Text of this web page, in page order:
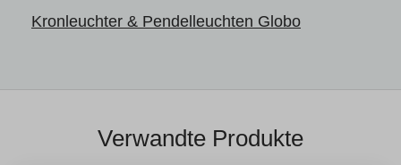
Kronleuchter & Pendelleuchten Globo
Verwandte Produkte